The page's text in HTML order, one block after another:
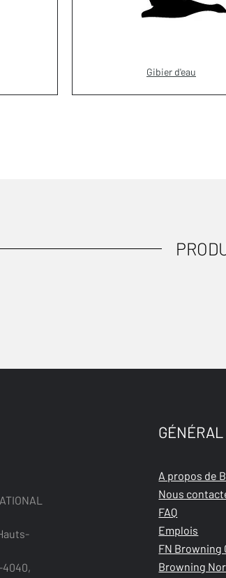
Gibier d'eau
4040,
GÉNÉRAL
A propos de
Nous
FAQ
Emplois
FN Browning
Browning